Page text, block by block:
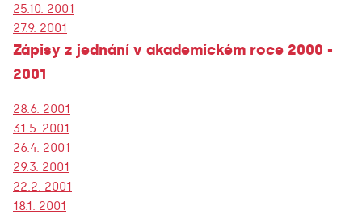
25.10. 2001
27.9. 2001
Zápisy z jednání v akademickém roce 2000 -
2001
28.6. 2001
31.5. 2001
26.4. 2001
29.3. 2001
22.2. 2001
18.1. 2001